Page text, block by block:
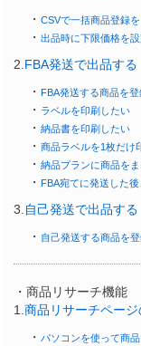
・ CSVで一括商品登録
・ 出品時に下限価格を
2. FBA発送で出品する
・ FBA発送する商品を
・ ラベルを印刷したい
・ 納品書を印刷したい
・ 商品ラベルを1枚だけ
・ 納品プランに商品を
・ FBA宛てに発送した
3. 自己発送で出品する
・ 自己発送する商品を
・商品リサーチ機能
1. 商品リサーチページ
・ パソコンを使って商